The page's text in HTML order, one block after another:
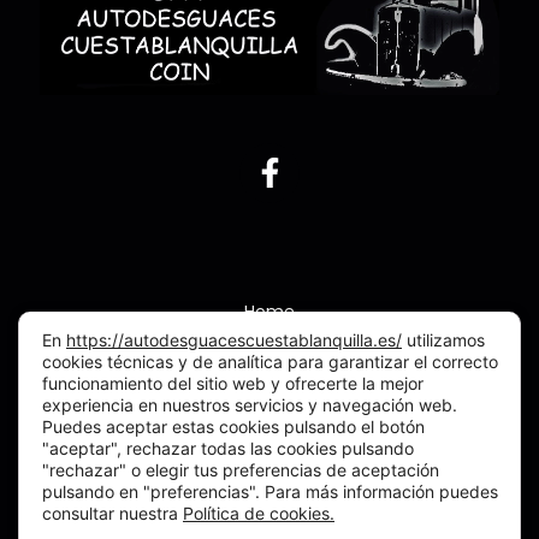
Home
Sobre Nosotros
Vehículos para desguazar
Tienda
Contacto
En https://autodesguacescuestablanquilla.es/ utilizamos
cookies técnicas y de analítica para garantizar el correcto
funcionamiento del sitio web y ofrecerte la mejor
experiencia en nuestros servicios y navegación web.
Puedes aceptar estas cookies pulsando el botón
"aceptar", rechazar todas las cookies pulsando
"rechazar" o elegir tus preferencias de aceptación
pulsando en "preferencias". Para más información puedes
consultar nuestra Política de cookies.